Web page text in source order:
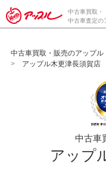
/*ABテスト_新規査定フ
中古車買取・
中古車査定の
中古車買取・販売のアップル
アップル木更津長須賀店
中古車
アップ